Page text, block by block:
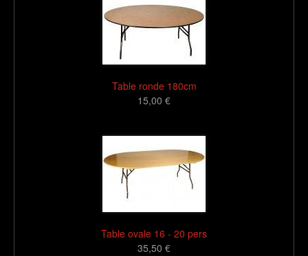
Table ronde 180cm
15,00 €
Table ovale 16 - 20 pers
35,50 €